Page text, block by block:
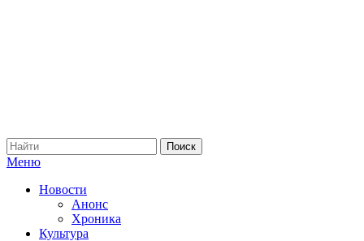
Меню
Новости
Анонс
Хроника
Культура